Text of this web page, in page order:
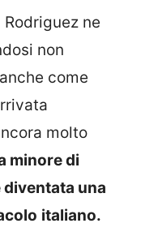
ne
non
come
molto
minore di
diventata una
italiano.